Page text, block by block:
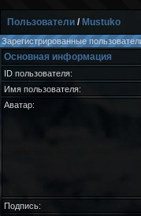
Пользователи / Mustuko
Зарегистрированные
Основная информация
ID пользователя:
Имя пользователя:
Аватар:
Подпись: